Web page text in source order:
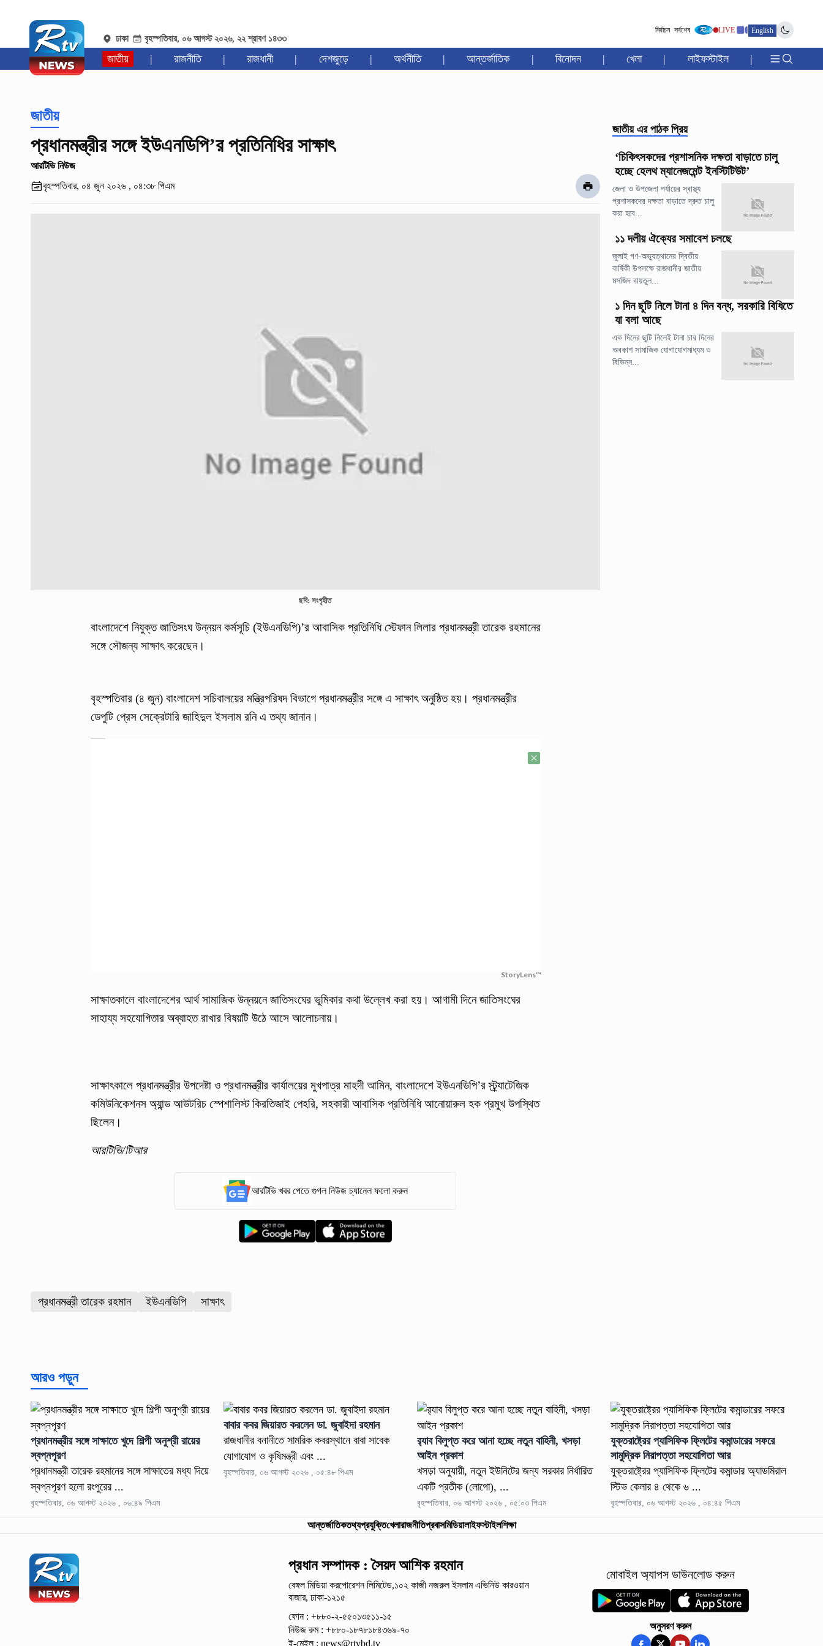
ঢাকা বৃহস্পতিবার, ০৬ আগস্ট ২০২৬, ২২ শ্রাবণ ১৪৩৩
নির্বাচন সর্বশেষ LIVE English
জাতীয় | রাজনীতি | রাজধানী | দেশজুড়ে | অর্থনীতি | আন্তর্জাতিক | বিনোদন | খেলা | লাইফস্টাইল |
জাতীয়
প্রধানমন্ত্রীর সঙ্গে ইউএনডিপি’র প্রতিনিধির সাক্ষাৎ
আরটিভি নিউজ
বৃহস্পতিবার, ০৪ জুন ২০২৬ , ০৪:৩৮ পিএম
ছবি: সংগৃহীত
বাংলাদেশে নিযুক্ত জাতিসংঘ উন্নয়ন কর্মসূচি (ইউএনডিপি)’র আবাসিক প্রতিনিধি স্টেফান লিলার প্রধানমন্ত্রী তারেক রহমানের
সঙ্গে সৌজন্য সাক্ষাৎ করেছেন।
বৃহস্পতিবার (৪ জুন) বাংলাদেশ সচিবালয়ের মন্ত্রিপরিষদ বিভাগে প্রধানমন্ত্রীর সঙ্গে এ সাক্ষাৎ অনুষ্ঠিত হয়। প্রধানমন্ত্রীর
ডেপুটি প্রেস সেক্রেটারি জাহিদুল ইসলাম রনি এ তথ্য জানান।
StoryLens™
সাক্ষাতকালে বাংলাদেশের আর্থ সামাজিক উন্নয়নে জাতিসংঘের ভূমিকার কথা উল্লেখ করা হয়। আগামী দিনে জাতিসংঘের
সাহায্য সহযোগিতার অব্যাহত রাখার বিষয়টি উঠে আসে আলোচনায়।
সাক্ষাৎকালে প্রধানমন্ত্রীর উপদেষ্টা ও প্রধানমন্ত্রীর কার্যালয়ের মুখপাত্র মাহদী আমিন, বাংলাদেশে ইউএনডিপি’র স্ট্র্যাটেজিক
কমিউনিকেশনস অ্যান্ড আউটরিচ স্পেশালিস্ট কিরতিজাই পেহরি, সহকারী আবাসিক প্রতিনিধি আনোয়ারুল হক প্রমুখ উপস্থিত
ছিলেন।
আরটিভি/টিআর
আরটিভি খবর পেতে গুগল নিউজ চ্যানেল ফলো করুন
প্রধানমন্ত্রী তারেক রহমান ইউএনডিপি সাক্ষাৎ
জাতীয় এর পাঠক প্রিয়
‘চিকিৎসকদের প্রশাসনিক দক্ষতা বাড়াতে চালু
হচ্ছে হেলথ ম্যানেজমেন্ট ইনস্টিটিউট’
জেলা ও উপজেলা পর্যায়ের স্বাস্থ্য
প্রশাসকদের দক্ষতা বাড়াতে দ্রুত চালু
করা হবে...
১১ দলীয় ঐক্যের সমাবেশ চলছে
জুলাই গণ-অভ্যুত্থানের দ্বিতীয়
বার্ষিকী উপলক্ষে রাজধানীর জাতীয়
মসজিদ বায়তুল...
১ দিন ছুটি নিলে টানা ৪ দিন বন্ধ, সরকারি বিধিতে
যা বলা আছে
এক দিনের ছুটি নিলেই টানা চার দিনের
অবকাশ সামাজিক যোগাযোগমাধ্যম ও
বিভিন্ন...
আরও পড়ুন
প্রধানমন্ত্রীর সঙ্গে সাক্ষাতে খুদে শিল্পী অনুশ্রী রায়ের
স্বপ্নপূরণ
প্রধানমন্ত্রী তারেক রহমানের সঙ্গে সাক্ষাতের মধ্য দিয়ে
স্বপ্নপূরণ হলো রংপুরের ...
বৃহস্পতিবার, ০৬ আগস্ট ২০২৬ , ০৬:৪৯ পিএম
বাবার কবর জিয়ারত করলেন ডা. জুবাইদা রহমান
রাজধানীর বনানীতে সামরিক কবরস্থানে বাবা সাবেক
যোগাযোগ ও কৃষিমন্ত্রী এবং ...
বৃহস্পতিবার, ০৬ আগস্ট ২০২৬ , ০৫:৪৮ পিএম
র‍্যাব বিলুপ্ত করে আনা হচ্ছে নতুন বাহিনী, খসড়া
আইন প্রকাশ
খসড়া অনুযায়ী, নতুন ইউনিটের জন্য সরকার নির্ধারিত
একটি প্রতীক (লোগো), ...
বৃহস্পতিবার, ০৬ আগস্ট ২০২৬ , ০৫:০৩ পিএম
যুক্তরাষ্ট্রের প্যাসিফিক ফ্লিটের কমান্ডারের সফরে
সামুদ্রিক নিরাপত্তা সহযোগিতা আর
যুক্তরাষ্ট্রের প্যাসিফিক ফ্লিটের কমান্ডার অ্যাডমিরাল
স্টিভ কেলার ৪ থেকে ৬ ...
বৃহস্পতিবার, ০৬ আগস্ট ২০২৬ , ০৪:৪৫ পিএম
আন্তর্জাতিকতথ্যপ্রযুক্তিখেলারাজনীতিপ্রবাসমিডিয়ালাইফস্টাইলশিক্ষা
প্রধান সম্পাদক : সৈয়দ আশিক রহমান
বেঙ্গল মিডিয়া করপোরেশন লিমিটেড,১০২ কাজী নজরুল ইসলামএভিনিউ কারওয়ান
বাজার, ঢাকা-১২১৫
ফোন : +৮৮০-২-৫৫০১৩৫১১-১৫
নিউজ রুম : +৮৮০-১৮৭৮১৮৪৩৬৯-৭০
ই-মেইল : news@rtvbd.tv
মোবাইল অ্যাপস ডাউনলোড করুন
অনুসরণ করুন